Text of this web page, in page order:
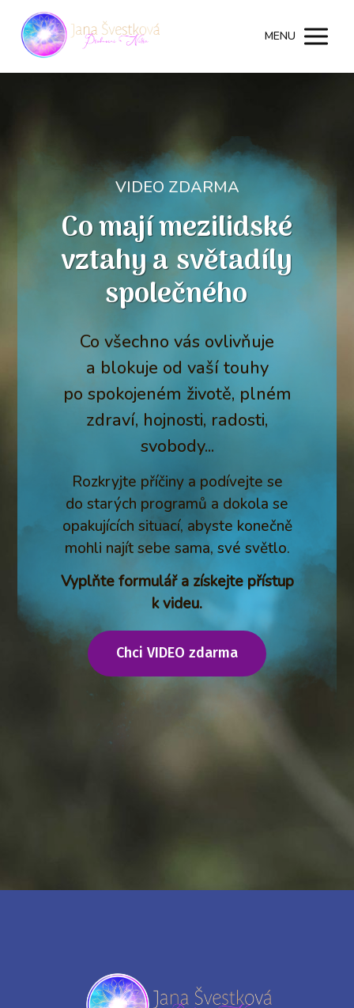
MENU
VIDEO ZDARMA
Co mají mezilidské
vztahy a světadíly
společného
Co všechno vás ovlivňuje
a blokuje od vaší touhy
po spokojeném životě, plném
zdraví, hojnosti, radosti,
svobody...
Rozkryjte příčiny a podívejte se
do starých programů a dokola se
opakujících situací, abyste konečně
mohli najít sebe sama, své světlo.
Vyplňte formulář a získejte přístup
k videu.
Chci VIDEO zdarma